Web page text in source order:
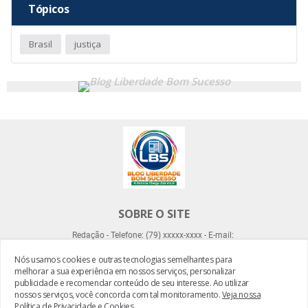
Tópicos
Brasil justiça
SOBRE O SITE
Redação - Telefone: (79) xxxxx-xxxx - E-mail:
Nós usamos cookies e outras tecnologias semelhantes para
melhorar a sua experiência em nossos serviços, personalizar
publicidade e recomendar conteúdo de seu interesse. Ao utilizar
nossos serviços, você concorda com tal monitoramento.Veja nossa